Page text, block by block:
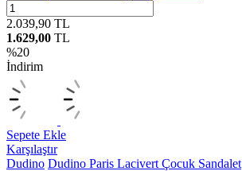
2.039,90 TL
1.629,00 TL
%20
İndirim
Sepete Ekle
Karşılaştır
Dudino Dudino Paris Lacivert Çocuk Sandalet